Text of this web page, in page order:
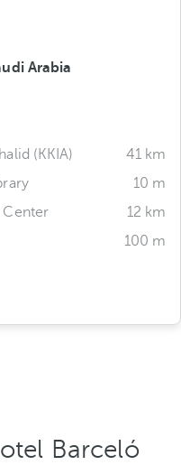
Arabia
(KKIA)
41 km
10 m
Center
12 km
100 m
Barceló